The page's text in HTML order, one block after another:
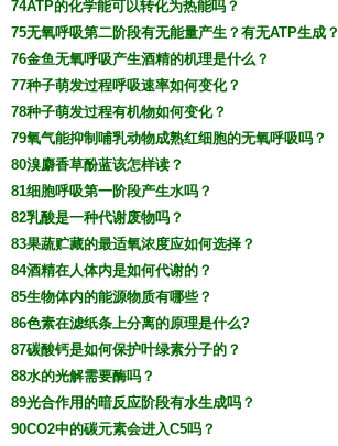
74ATP的化学能可以转化为热能吗？
75无氧呼吸第二阶段有无能量产生？有无ATP生成？
76金鱼无氧呼吸产生酒精的机理是什么？
77种子萌发过程呼吸速率如何变化？
78种子萌发过程有机物如何变化？
79氧气能抑制哺乳动物成熟红细胞的无氧呼吸吗？
80溴麝香草酚蓝该怎样读？
81细胞呼吸第一阶段产生水吗？
82乳酸是一种代谢废物吗？
83果蔬贮藏的最适氧浓度应如何选择？
84酒精在人体内是如何代谢的？
85生物体内的能源物质有哪些？
86色素在滤纸条上分离的原理是什么?
87碳酸钙是如何保护叶绿素分子的？
88水的光解需要酶吗？
89光合作用的暗反应阶段有水生成吗？
90CO2中的碳元素会进入C5吗？